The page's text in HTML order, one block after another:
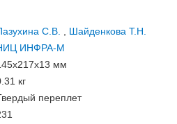
С.В.
Шайденкова Т.Н.
ИНФРА-М
мм
кг
переплет